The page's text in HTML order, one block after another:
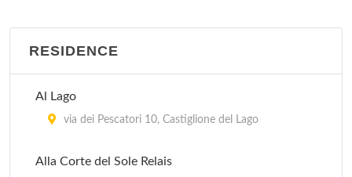
Casale Baldelli
Casale Boschetto
RESIDENCE
Al Lago
via dei Pescatori 10, Castiglione del Lago
Alla Corte del Sole Relais